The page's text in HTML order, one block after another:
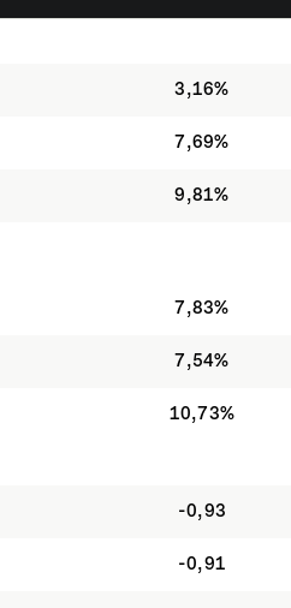
3,16%
7,69%
9,81%
7,83%
7,54%
10,73%
-0,93
-0,91